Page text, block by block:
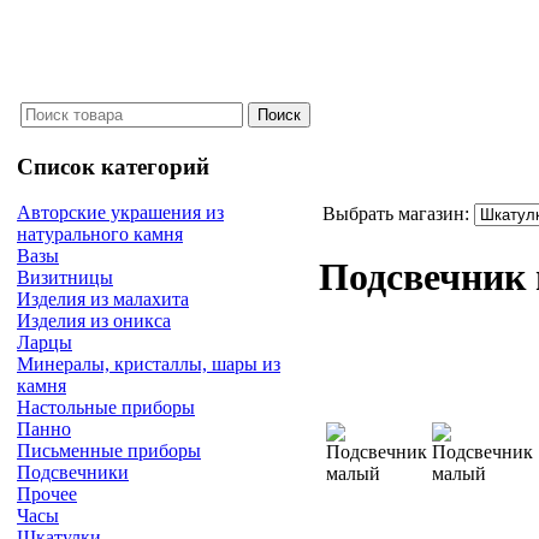
Список категорий
Авторские украшения из
натурального камня
Вазы
Визитницы
Изделия из малахита
Изделия из оникса
Ларцы
Минералы, кристаллы, шары из
камня
Настольные приборы
Панно
Письменные приборы
Подсвечники
Прочее
Часы
Выбрать магазин: